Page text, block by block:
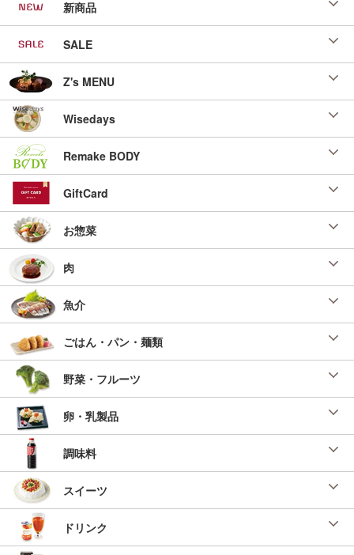
新商品
SALE
Z's MENU
Wisedays
Remake BODY
GiftCard
お惣菜
肉
魚介
ごはん・パン・麺類
野菜・フルーツ
卵・乳製品
調味料
スイーツ
ドリンク